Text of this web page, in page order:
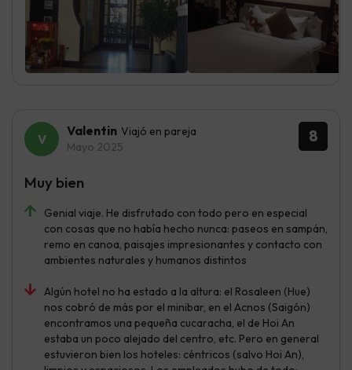
8
Valentin Viajó en pareja
Mayo 2025
Genial viaje. He disfrutado con todo pero en especial
con cosas que no había hecho nunca: paseos en sampán,
remo en canoa, paisajes impresionantes y contacto con
ambientes naturales y humanos distintos
Algún hotel no ha estado a la altura: el Rosaleen (Hue)
nos cobró de más por el minibar, en el Acnos (Saigón)
encontramos una pequeña cucaracha, el de Hoi An
estaba un poco alejado del centro, etc. Pero en general
estuvieron bien los hoteles: céntricos (salvo Hoi An),
Muy bien